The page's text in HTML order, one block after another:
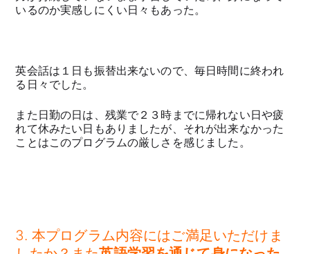
いるのか実感しにくい日々もあった。
英会話は１日も振替出来ないので、毎日時間に終われ
る日々でした。
また日勤の日は、残業で２３時までに帰れない日や疲
れて休みたい日もありましたが、それが出来なかった
ことはこのプログラムの厳しさを感じました。
3. 本プログラム内容にはご満足いただけま